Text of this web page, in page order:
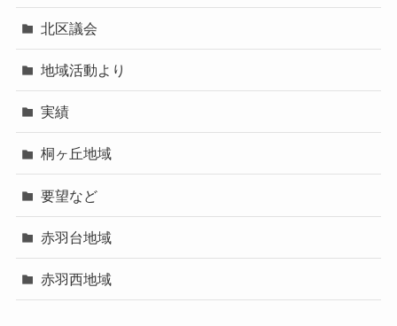
北区議会
地域活動より
実績
桐ヶ丘地域
要望など
赤羽台地域
赤羽西地域